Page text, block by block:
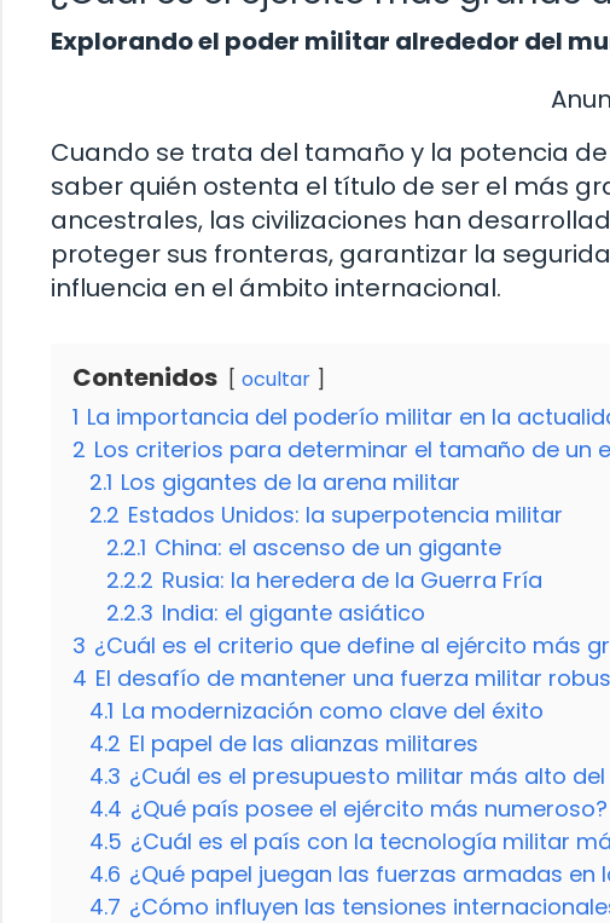
Explorando el poder militar alrededor del
Cuando se trata del tamaño y la potencia
saber quién ostenta el título de ser el más
ancestrales, las civilizaciones han
proteger sus fronteras, garantizar la
influencia en el ámbito internacional.
Contenidos ocultar
1 La importancia del poderío militar en la
2 Los criterios para determinar el tamaño de un
2.1 Los gigantes de la arena militar
2.2 Estados Unidos: la superpotencia militar
2.2.1 China: el ascenso de un gigante
2.2.2 Rusia: la heredera de la Guerra Fría
2.2.3 India: el gigante asiático
3 ¿Cuál es el criterio que define al ejército más
4 El desafío de mantener una fuerza militar
4.1 La modernización como clave del éxito
4.2 El papel de las alianzas militares
4.3 ¿Cuál es el presupuesto militar más alto
4.4 ¿Qué país posee el ejército más numeroso?
4.5 ¿Cuál es el país con la tecnología militar
4.6 ¿Qué papel juegan las fuerzas armadas en
4.7 ¿Cómo influyen las tensiones